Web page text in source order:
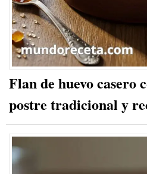
Flan de huevo casero
postre tradicional y